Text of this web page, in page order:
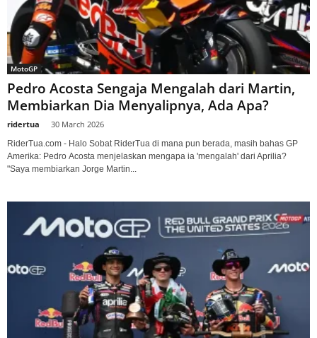
MotoGP
Pedro Acosta Sengaja Mengalah dari Martin,
Membiarkan Dia Menyalipnya, Ada Apa?
ridertua 30 March 2026
RiderTua.com - Halo Sobat RiderTua di mana pun berada, masih bahas GP
Amerika: Pedro Acosta menjelaskan mengapa ia 'mengalah' dari Aprilia?
"Saya membiarkan Jorge Martin...